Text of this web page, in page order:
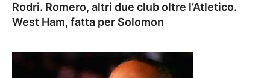
Rodri. Romero, altri due club oltre l’Atletico.
West Ham, fatta per Solomon